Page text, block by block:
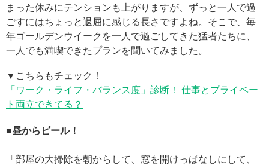
まった休みにテンションも上がりますが、ずっと一人で過
ごすにはちょっと退屈に感じる長さですよね。そこで、毎
年ゴールデンウイークを一人で過ごしてきた猛者たちに、
一人でも満喫できたプランを聞いてみました。
▼こちらもチェック！
「ワーク・ライフ・バランス度」診断！ 仕事とプライベー
ト両立できてる？
■昼からビール！
「部屋の大掃除を朝からして、窓を開けっぱなしにして、